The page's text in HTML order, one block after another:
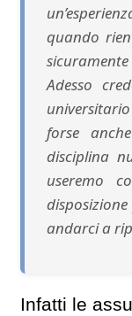
quando
Adesso
forse
disciplina
useremo
andarci a
Infatti le